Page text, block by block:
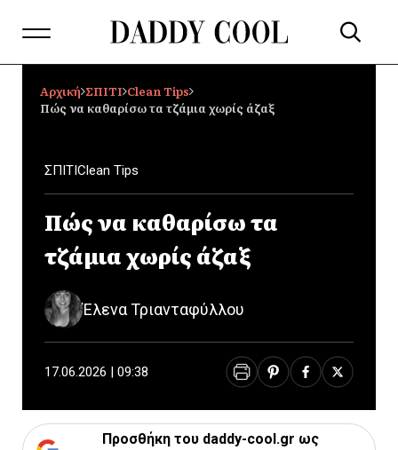
Αρχική ΣΠΙΤΙ Clean Tips
Πώς να καθαρίσω τα τζάμια χωρίς άζαξ
ΣΠΙΤΙClean Tips
Πώς να καθαρίσω τα
τζάμια χωρίς άζαξ
Έλενα Τριανταφύλλου
17.06.2026 | 09:38
Προσθήκη του daddy-cool.gr ως